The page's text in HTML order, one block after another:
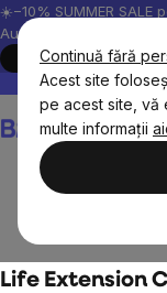
Continuă fără
Acest site
pe acest site, vă
multe informații
Treci
la
conținut
☀️−10% SUMMER SALE
August, 2026.
Peste 200.000 de
Life Extension